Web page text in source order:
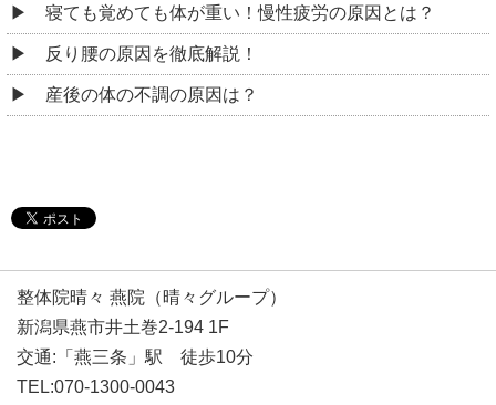
寝ても覚めても体が重い！慢性疲労の原因とは？
反り腰の原因を徹底解説！
産後の体の不調の原因は？
整体院晴々 燕院（晴々グループ）
新潟県燕市井土巻2-194 1F
交通:「燕三条」駅 徒歩10分
TEL:070-1300-0043